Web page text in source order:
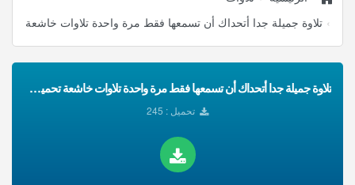
تلاوة جميلة جدا أتحداك أن تسمعها فقط مرة واحدة تلاوات خاشعة
تلاوة جميلة جدا أتحداك أن تسمعها فقط مرة واحدة تلاوات خاشعة تحميل Mp3
تحميل : 245